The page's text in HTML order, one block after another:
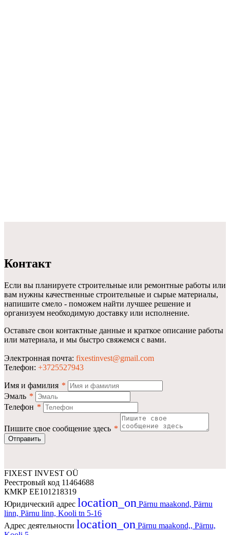
Контакт
Если вы планируете строительные или ремонтные работы или
вам нужны качественные строительные и сырые материалы,
напишите смело - поможем найти лучшее решение и
организуем необходимую доставку или исполнение.
Оставьте свои контактные данные и краткое описание работы
или материала, и мы быстро свяжемся с вами.
Электронная почта: fixestinvest@gmail.com
Телефон: +3725527943
Имя и фамилия *
Эмаль *
Телефон *
Пишите свое сообщение здесь *
Отправить
FIXEST INVEST OÜ
Реестровый код 11464688
КМКР EE101218319
Юридический адрес location_on Pärnu maakond, Pärnu
linn, Pärnu linn, Kooli tn 5-16
Адрес деятельности location_on Pärnu maakond,, Pärnu,